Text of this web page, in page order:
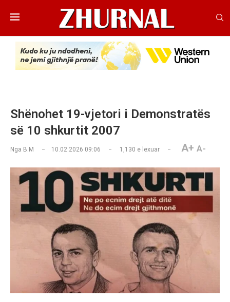
Shënohet 19-vjetori i Demonstratës
së 10 shkurtit 2007
Nga B.M 10.02.2026 09:06 1,130 e lexuar A+ A-